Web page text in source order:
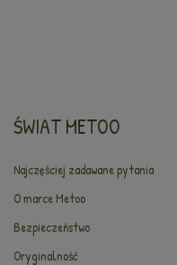
ŚWIAT METOO
Najczęściej zadawane pytania
O marce Metoo
Bezpieczeństwo
Oryginalność